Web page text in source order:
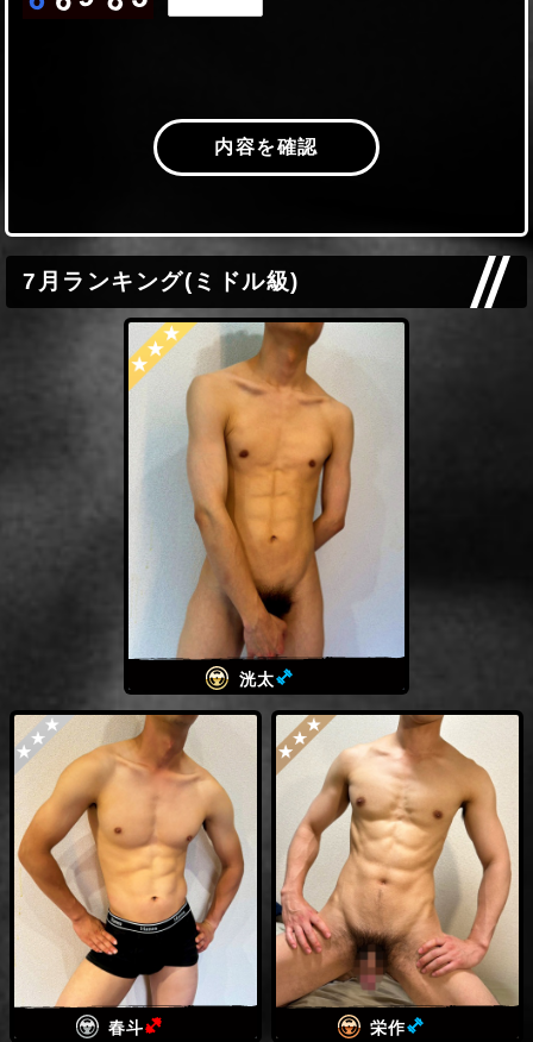
7月ランキング(ミドル級)
洸太
春斗 栄作